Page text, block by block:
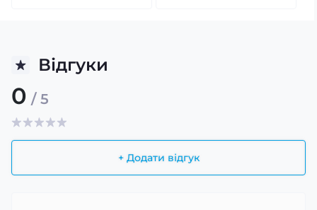
Відгуки
0 / 5
+ Додати відгук